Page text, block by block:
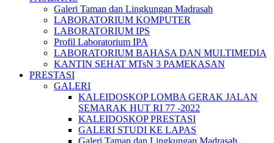
Galeri Taman dan Lingkungan Madrasah
LABORATORIUM KOMPUTER
LABORATORIUM IPS
Profil Laboratorium IPA
LABORATORIUM BAHASA DAN MULTIMEDIA
KANTIN SEHAT MTsN 3 PAMEKASAN
PRESTASI
GALERI
KALEIDOSKOP LOMBA GERAK JALAN
SEMARAK HUT RI 77 -2022
KALEIDOSKOP PRESTASI
GALERI STUDI KE LAPAS
Galeri Taman dan Lingkungan Madrasah